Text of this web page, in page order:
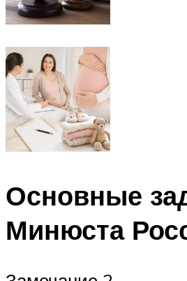
Основные
Минюста